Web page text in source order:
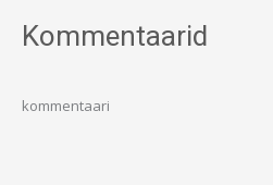
Kommentaarid
kommentaari